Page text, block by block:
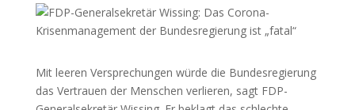
Mit leeren Versprechungen würde die Bundesregierung
das Vertrauen der Menschen verlieren, sagt FDP-